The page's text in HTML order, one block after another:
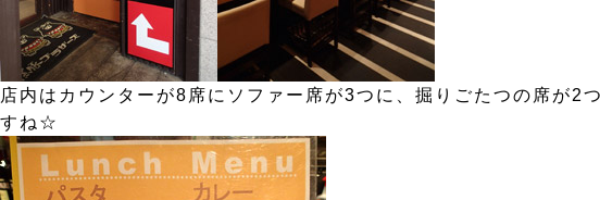
店内はカウンターが8席にソファー席が3つに、掘りごたつの席が2
すね☆